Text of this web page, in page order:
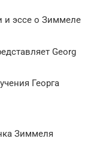
и эссе о Зиммеле
Georg
Георга
Зиммеля